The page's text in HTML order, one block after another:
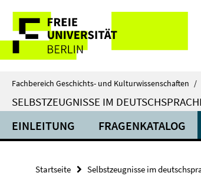
direkt
Inhalt
Service-
Navigation
Fachbereich Geschichts- und Kulturwissenschaften /
SELBSTZEUGNISSE IM
EINLEITUNG FRAGENKATALOG
Startseite Selbstzeugnisse im